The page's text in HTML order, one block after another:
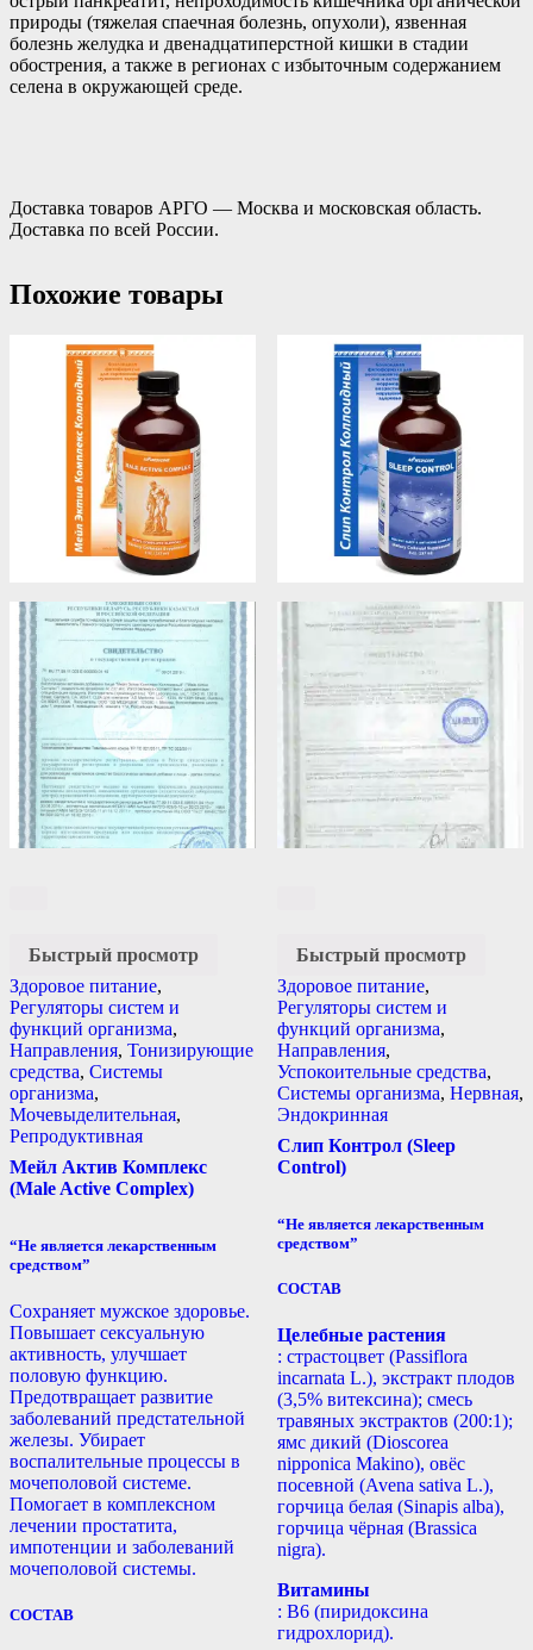
природы (тяжелая спаечная болезнь, опухоли), язвенная
болезнь желудка и двенадцатиперстной кишки в стадии
обострения, а также в регионах с избыточным содержанием
селена в окружающей среде.
Доставка товаров АРГО — Москва и московская область.
Доставка по всей России.
Похожие товары
Быстрый просмотр
Здоровое питание,
Регуляторы систем и
функций организма,
Направления, Тонизирующие
средства, Системы
организма,
Мочевыделительная,
Репродуктивная
Мейл Актив Комплекс
(Male Active Complex)
“Не является лекарственным
средством”
Сохраняет мужское здоровье.
Повышает сексуальную
активность, улучшает
половую функцию.
Предотвращает развитие
заболеваний предстательной
железы. Убирает
воспалительные процессы в
мочеполовой системе.
Помогает в комплексном
лечении простатита,
импотенции и заболеваний
мочеполовой системы.
СОСТАВ
Быстрый просмотр
Здоровое питание,
Регуляторы систем и
функций организма,
Направления,
Успокоительные средства,
Системы организма, Нервная,
Эндокринная
Слип Контрол (Sleep
Control)
“Не является лекарственным
средством”
СОСТАВ
Целебные растения
: страстоцвет (Passiflora
incarnata L.), экстракт плодов
(3,5% витексина); смесь
травяных экстрактов (200:1);
ямс дикий (Dioscorea
nipponica Makino), овёс
посевной (Avena sativa L.),
горчица белая (Sinapis alba),
горчица чёрная (Brassica
nigra).
Витамины
: B6 (пиридоксина
гидрохлорид).